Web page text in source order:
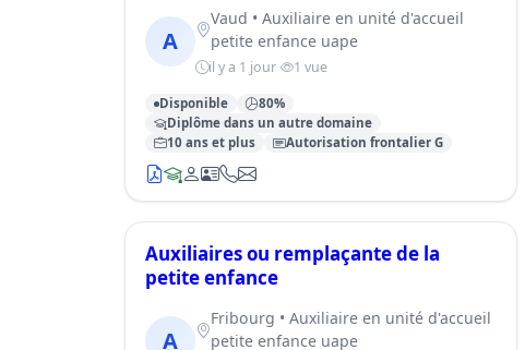
A
Vaud • Auxiliaire en unité d'accueil
petite enfance uape
il y a 1 jour 1 vue
Disponible
80%
Diplôme dans un autre domaine
10 ans et plus
Autorisation frontalier G
Auxiliaires ou remplaçante de la
petite enfance
A
Fribourg • Auxiliaire en unité d'accueil
petite enfance uape